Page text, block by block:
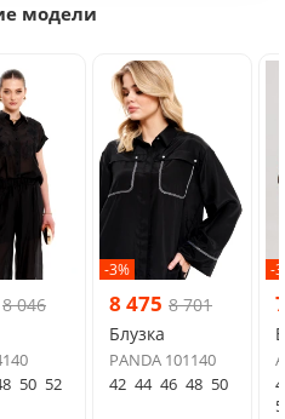
модели
8 046
50 52
-3%
8 475 8 701
Блузка
PANDA 101140
42 44 46 48 50
-